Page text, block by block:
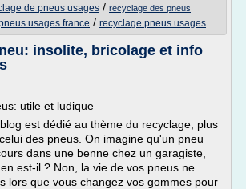
de pneus usages / recyclage des pneus
usages france / recyclage pneus usages
insolite, bricolage et info
utile et ludique
est dédié au thème du recyclage, plus
des pneus. On imagine qu'un pneu
dans une benne chez un garagiste,
est-il ? Non, la vie de vos pneus ne
lors que vous changez vos gommes pour